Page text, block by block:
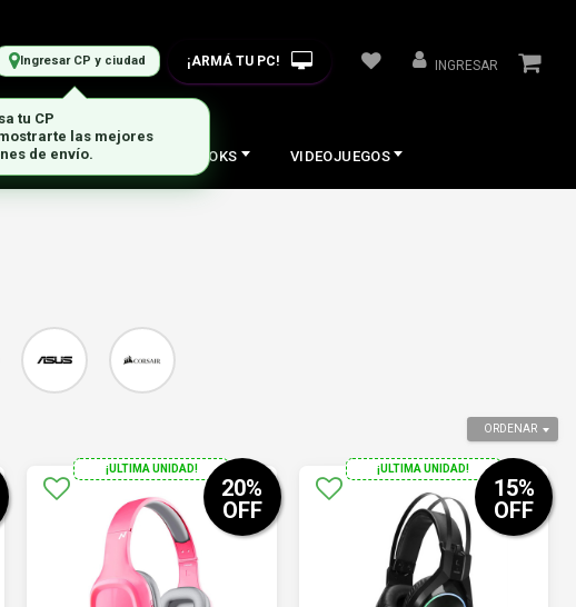
Ingresar CP y ciudad ¡ARMÁ TU PC! INGRESAR
PERIFERICOS NOTEBOOKS VIDEOJUEGOS
ORDENAR
¡ULTIMA UNIDAD!
20%
OFF
¡ULTIMA UNIDAD!
15%
OFF